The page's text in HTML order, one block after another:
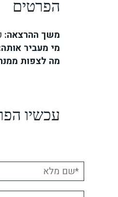
הפרטים
משך ההרצאה:
מי מעביר
מה לצפות
עכשיו